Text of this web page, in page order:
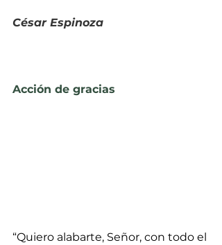
César Espinoza
Acción de gracias
“Quiero alabarte, Señor, con todo el